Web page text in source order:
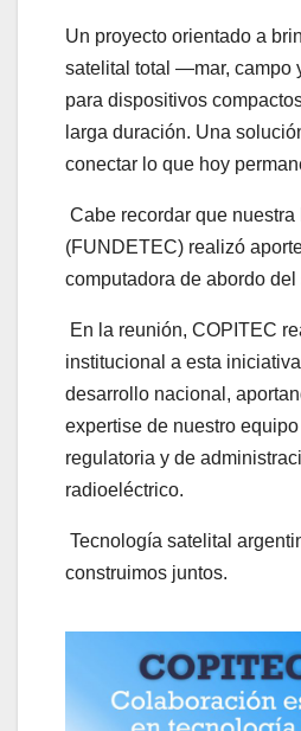
Un proyecto orientado a
satelital total —mar, campo
para dispositivos
larga duración. Una
conectar lo que hoy
Cabe recordar que nuestra
(FUNDETEC) realizó
computadora de abordo
En la reunión, COPITEC
institucional a esta
desarrollo nacional,
expertise de nuestro
regulatoria y de
radioeléctrico.
Tecnología satelital
construimos juntos.